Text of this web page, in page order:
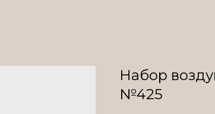
Набор
№425